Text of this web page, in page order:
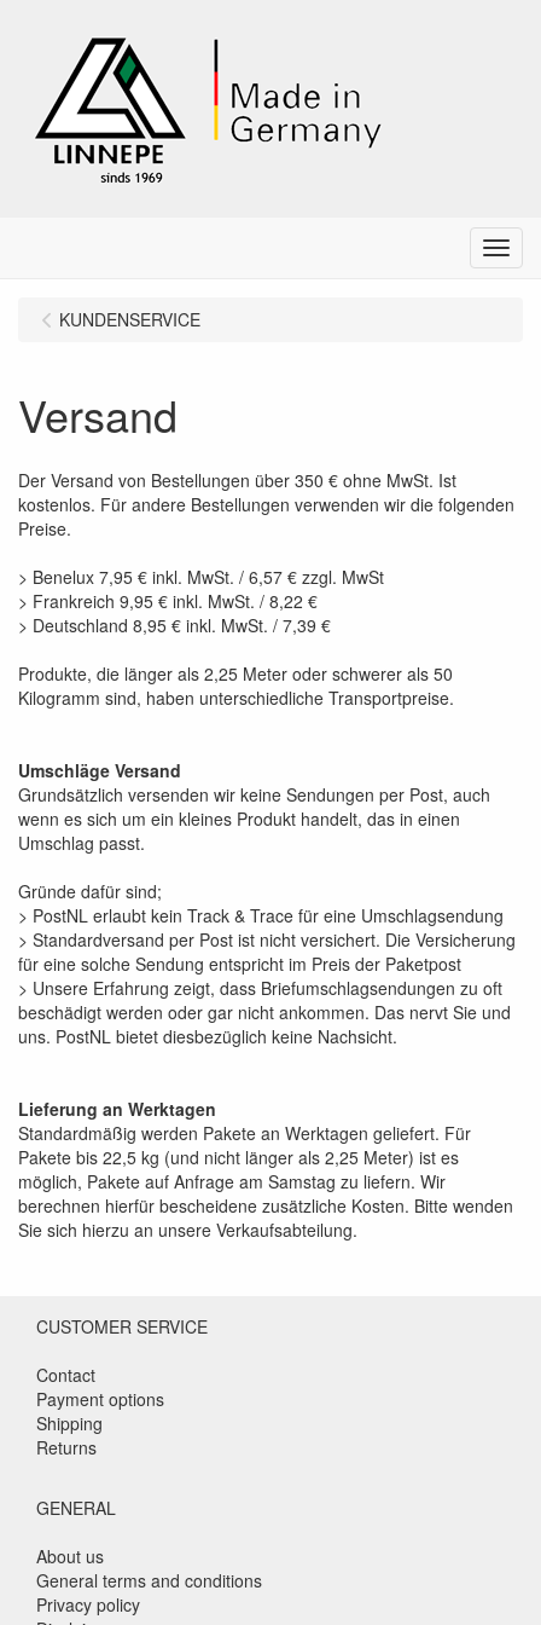
Menu
KUNDENSERVICE
Versand
Der Versand von Bestellungen über 350 € ohne MwSt. Ist
kostenlos. Für andere Bestellungen verwenden wir die folgenden
Preise.
> Benelux 7,95 € inkl. MwSt. / 6,57 € zzgl. MwSt
> Frankreich 9,95 € inkl. MwSt. / 8,22 €
> Deutschland 8,95 € inkl. MwSt. / 7,39 €
Produkte, die länger als 2,25 Meter oder schwerer als 50
Kilogramm sind, haben unterschiedliche Transportpreise.
Umschläge Versand
Grundsätzlich versenden wir keine Sendungen per Post, auch
wenn es sich um ein kleines Produkt handelt, das in einen
Umschlag passt.
Gründe dafür sind;
> PostNL erlaubt kein Track & Trace für eine Umschlagsendung
> Standardversand per Post ist nicht versichert. Die Versicherung
für eine solche Sendung entspricht im Preis der Paketpost
> Unsere Erfahrung zeigt, dass Briefumschlagsendungen zu oft
beschädigt werden oder gar nicht ankommen. Das nervt Sie und
uns. PostNL bietet diesbezüglich keine Nachsicht.
Lieferung an Werktagen
Standardmäßig werden Pakete an Werktagen geliefert. Für
Pakete bis 22,5 kg (und nicht länger als 2,25 Meter) ist es
möglich, Pakete auf Anfrage am Samstag zu liefern. Wir
berechnen hierfür bescheidene zusätzliche Kosten. Bitte wenden
Sie sich hierzu an unsere Verkaufsabteilung.
CUSTOMER SERVICE
Contact
Payment options
Shipping
Returns
GENERAL
About us
General terms and conditions
Privacy policy